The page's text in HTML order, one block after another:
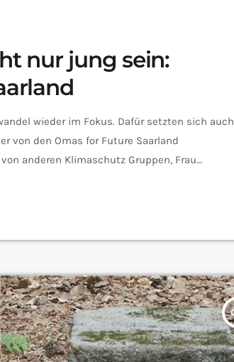
nur jung sein:
wieder im Fokus. Dafür setzten sich auch
von den Omas for Future Saarland
anderen Klimaschutz Gruppen, Frau
für den Klimaschutz. Mit welchen